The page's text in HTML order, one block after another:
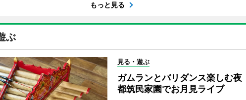
もっと見る
ぶ
見る・遊ぶ
ガムランとバリダンス楽しむ夜
都筑民家園でお月見ライブ